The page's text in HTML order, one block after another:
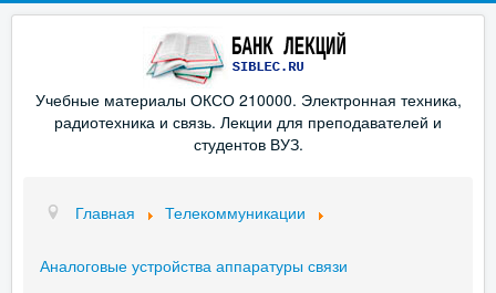
Учебные материалы ОКСО 210000. Электронная техника,
радиотехника и связь. Лекции для преподавателей и
студентов ВУЗ.
Главная Телекоммуникации
Аналоговые устройства аппаратуры связи